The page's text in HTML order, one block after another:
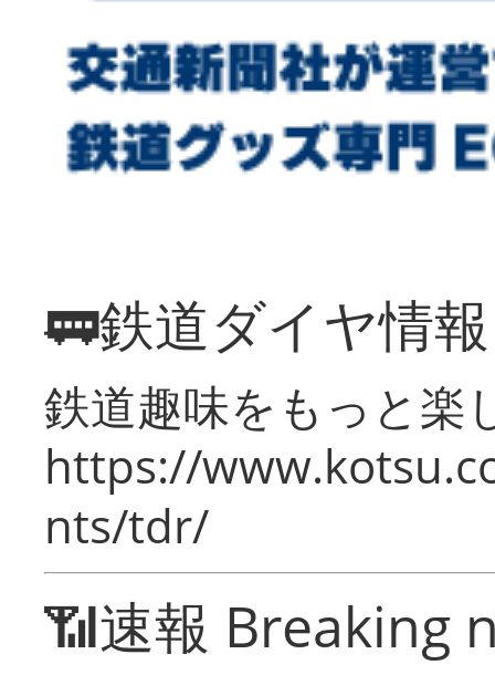
🚃鉄道ダイヤ情
鉄道趣味をもっと楽
https://
nts/tdr/
📶速報 Breaking